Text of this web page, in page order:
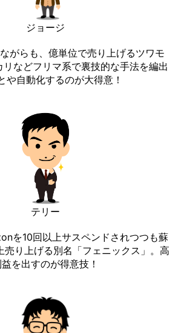
ジョージ
がらも、億単位で売り上げるツワモ
リなどフリマ系で裏技的な手法を編出
や自動化するのが大得意！
テリー
を10回以上サスペンドされつつも蘇
売り上げる別名「フェニックス」。高
を出すのが得意技！